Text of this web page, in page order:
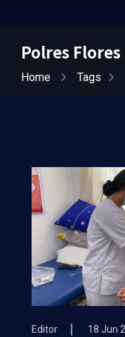
Polres
Home Tags
Editor 18 Jun